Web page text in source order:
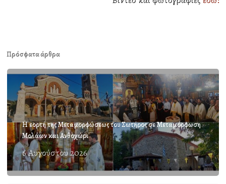
Πρόσφατα άρθρα
Η εορτή της Μεταμορφώσεως του Σωτήρος σε Μεταμόρφωση
Μολάων και Ανθοχώρι
6 Αυγούστου 2026